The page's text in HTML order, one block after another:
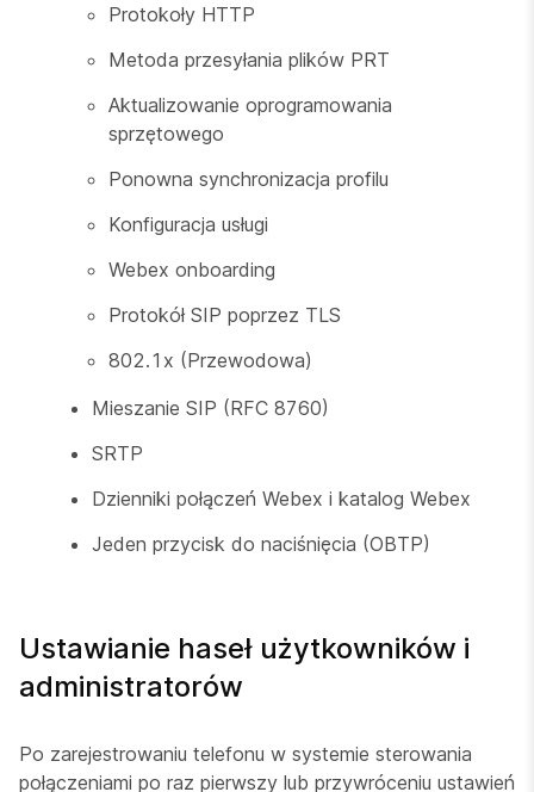
Protokoły HTTP
Metoda przesyłania plików PRT
Aktualizowanie oprogramowania
sprzętowego
Ponowna synchronizacja profilu
Konfiguracja usługi
Webex onboarding
Protokół SIP poprzez TLS
802.1x (Przewodowa)
Mieszanie SIP (RFC 8760)
SRTP
Dzienniki połączeń Webex i katalog Webex
Jeden przycisk do naciśnięcia (OBTP)
Ustawianie haseł użytkowników i
administratorów
Po zarejestrowaniu telefonu w systemie sterowania
połączeniami po raz pierwszy lub przywróceniu ustawień